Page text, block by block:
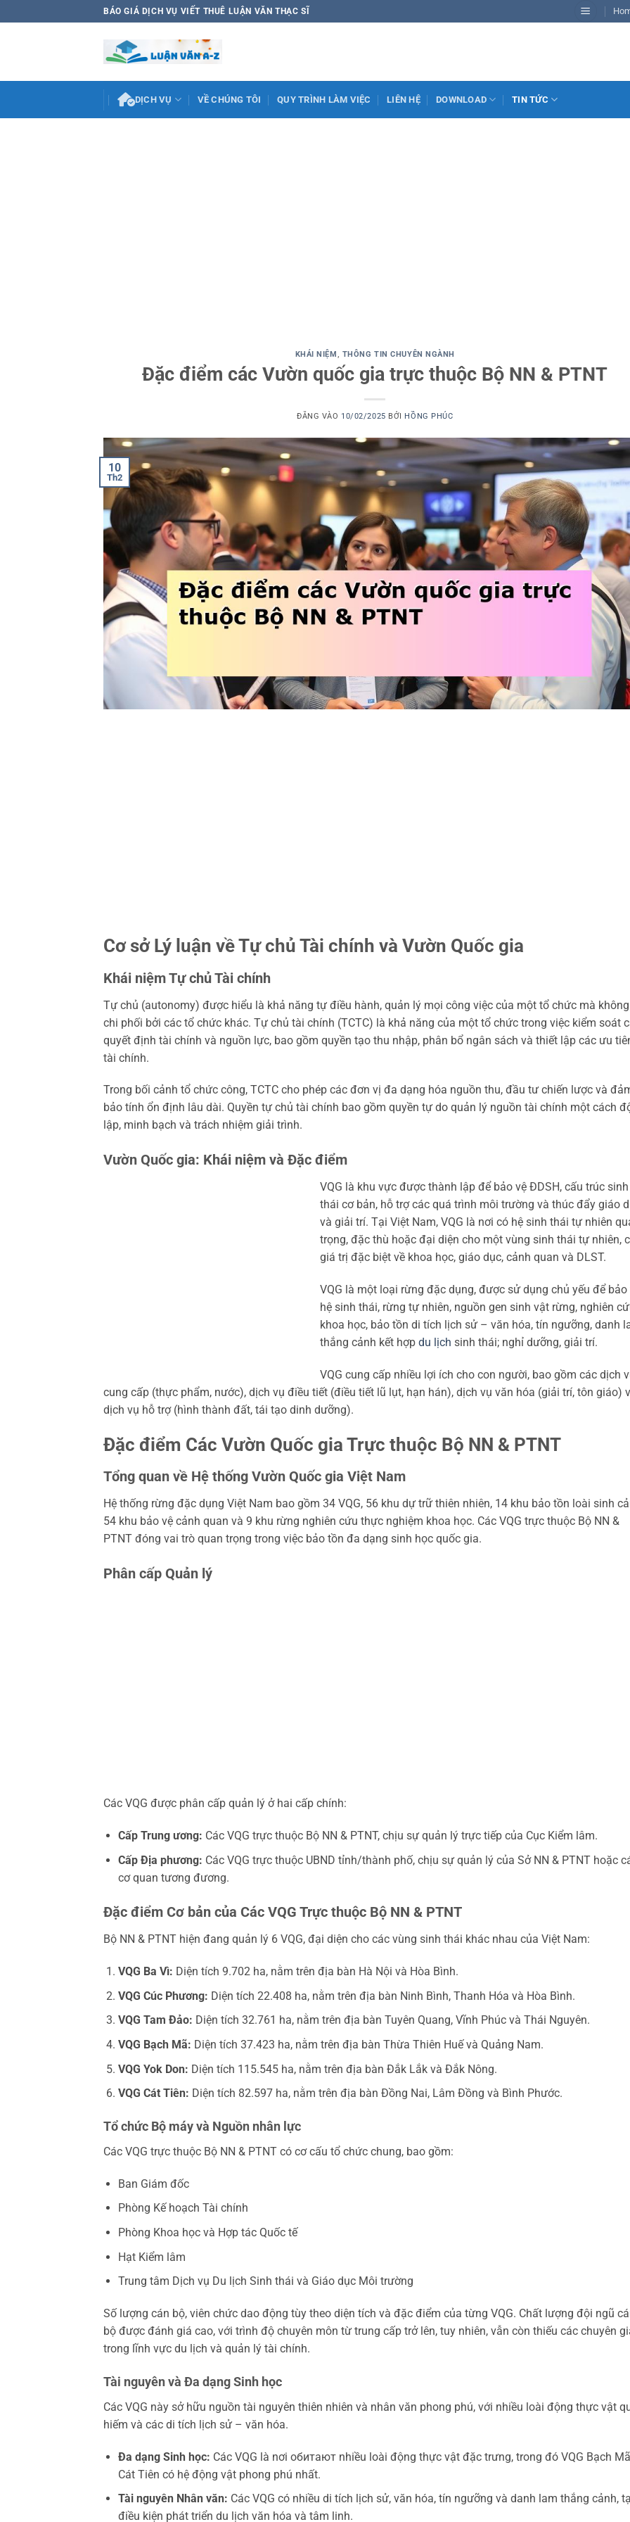
qua
BÁO GIÁ DỊCH VỤ VIẾT THUÊ LUẬN VĂN THẠC SĨ
DỊCH VỤ VỀ CHÚNG TÔI QUY TRÌNH LÀM VIỆC LIÊN HỆ DOWNLOAD TIN TỨC
KHÁI NIỆM, THÔNG TIN CHUYÊN NGÀNH
Đặc điểm các Vườn quốc gia trực thuộc Bộ NN & PTNT
ĐĂNG VÀO 10/02/2025 BỞI HỒNG PHÚC
10
Th2
Cơ sở Lý luận về Tự chủ Tài chính và Vườn Quốc gia
Khái niệm Tự chủ Tài chính
Tự chủ (autonomy) được hiểu là khả năng tự điều hành, quản lý mọi công việc của một tổ chức mà
chi phối bởi các tổ chức khác. Tự chủ tài chính (TCTC) là khả năng của một tổ chức trong việc kiểm soát
quyết định tài chính và nguồn lực, bao gồm quyền tạo thu nhập, phân bổ ngân sách và thiết lập các ưu
tài chính.
Trong bối cảnh tổ chức công, TCTC cho phép các đơn vị đa dạng hóa nguồn thu, đầu tư chiến lược và
bảo tính ổn định lâu dài. Quyền tự chủ tài chính bao gồm quyền tự do quản lý nguồn tài chính một cách
lập, minh bạch và trách nhiệm giải trình.
Vườn Quốc gia: Khái niệm và Đặc điểm
VQG là khu vực được thành lập để bảo vệ ĐDSH, cấu trúc sinh
thái cơ bản, hỗ trợ các quá trình môi trường và thúc đẩy giáo
và giải trí. Tại Việt Nam, VQG là nơi có hệ sinh thái tự nhiên
trọng, đặc thù hoặc đại diện cho một vùng sinh thái tự nhiên,
giá trị đặc biệt về khoa học, giáo dục, cảnh quan và DLST.
VQG là một loại rừng đặc dụng, được sử dụng chủ yếu để bảo
hệ sinh thái, rừng tự nhiên, nguồn gen sinh vật rừng, nghiên
khoa học, bảo tồn di tích lịch sử – văn hóa, tín ngưỡng, danh
thắng cảnh kết hợp du lịch sinh thái; nghỉ dưỡng, giải trí.
VQG cung cấp nhiều lợi ích cho con người, bao gồm các dịch
cung cấp (thực phẩm, nước), dịch vụ điều tiết (điều tiết lũ lụt, hạn hán), dịch vụ văn hóa (giải trí, tôn giáo)
dịch vụ hỗ trợ (hình thành đất, tái tạo dinh dưỡng).
Đặc điểm Các Vườn Quốc gia Trực thuộc Bộ NN & PTNT
Tổng quan về Hệ thống Vườn Quốc gia Việt Nam
Hệ thống rừng đặc dụng Việt Nam bao gồm 34 VQG, 56 khu dự trữ thiên nhiên, 14 khu bảo tồn loài sinh
54 khu bảo vệ cảnh quan và 9 khu rừng nghiên cứu thực nghiệm khoa học. Các VQG trực thuộc Bộ NN &
PTNT đóng vai trò quan trọng trong việc bảo tồn đa dạng sinh học quốc gia.
Phân cấp Quản lý
Các VQG được phân cấp quản lý ở hai cấp chính:
Cấp Trung ương: Các VQG trực thuộc Bộ NN & PTNT, chịu sự quản lý trực tiếp của Cục Kiểm lâm.
Cấp Địa phương: Các VQG trực thuộc UBND tỉnh/thành phố, chịu sự quản lý của Sở NN & PTNT hoặc
cơ quan tương đương.
Đặc điểm Cơ bản của Các VQG Trực thuộc Bộ NN & PTNT
Bộ NN & PTNT hiện đang quản lý 6 VQG, đại diện cho các vùng sinh thái khác nhau của Việt Nam:
VQG Ba Vì: Diện tích 9.702 ha, nằm trên địa bàn Hà Nội và Hòa Bình.
VQG Cúc Phương: Diện tích 22.408 ha, nằm trên địa bàn Ninh Bình, Thanh Hóa và Hòa Bình.
VQG Tam Đảo: Diện tích 32.761 ha, nằm trên địa bàn Tuyên Quang, Vĩnh Phúc và Thái Nguyên.
VQG Bạch Mã: Diện tích 37.423 ha, nằm trên địa bàn Thừa Thiên Huế và Quảng Nam.
VQG Yok Don: Diện tích 115.545 ha, nằm trên địa bàn Đắk Lắk và Đắk Nông.
VQG Cát Tiên: Diện tích 82.597 ha, nằm trên địa bàn Đồng Nai, Lâm Đồng và Bình Phước.
Tổ chức Bộ máy và Nguồn nhân lực
Các VQG trực thuộc Bộ NN & PTNT có cơ cấu tổ chức chung, bao gồm:
Ban Giám đốc
Phòng Kế hoạch Tài chính
Phòng Khoa học và Hợp tác Quốc tế
Hạt Kiểm lâm
Trung tâm Dịch vụ Du lịch Sinh thái và Giáo dục Môi trường
Số lượng cán bộ, viên chức dao động tùy theo diện tích và đặc điểm của từng VQG. Chất lượng đội ngũ
bộ được đánh giá cao, với trình độ chuyên môn từ trung cấp trở lên, tuy nhiên, vẫn còn thiếu các chuyên
trong lĩnh vực du lịch và quản lý tài chính.
Tài nguyên và Đa dạng Sinh học
Các VQG này sở hữu nguồn tài nguyên thiên nhiên và nhân văn phong phú, với nhiều loài động thực vật
hiếm và các di tích lịch sử – văn hóa.
Đa dạng Sinh học: Các VQG là nơi обитают nhiều loài động thực vật đặc trưng, trong đó VQG Bạch
Cát Tiên có hệ động vật phong phú nhất.
Tài nguyên Nhân văn: Các VQG có nhiều di tích lịch sử, văn hóa, tín ngưỡng và danh lam thắng cảnh,
điều kiện phát triển du lịch văn hóa và tâm linh.